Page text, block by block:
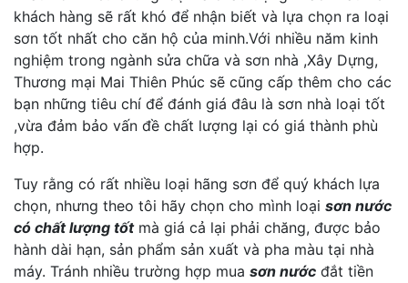
khách hàng sẽ rất khó để nhận biết và lựa chọn ra loại
sơn tốt nhất cho căn hộ của minh.Với nhiều năm kinh
nghiệm trong ngành sửa chữa và sơn nhà ,Xây Dựng,
Thương mại Mai Thiên Phúc sẽ cũng cấp thêm cho các
bạn những tiêu chí để đánh giá đâu là sơn nhà loại tốt
,vừa đảm bảo vấn đề chất lượng lại có giá thành phù
hợp.
Tuy rằng có rất nhiều loại hãng sơn để quý khách lựa
chọn, nhưng theo tôi hãy chọn cho mình loại sơn nước
có chất lượng tốtmà giá cả lại phải chăng, được bảo
hành dài hạn, sản phẩm sản xuất và pha màu tại nhà
máy. Tránh nhiều trường hợp mua sơn nước đắt tiền